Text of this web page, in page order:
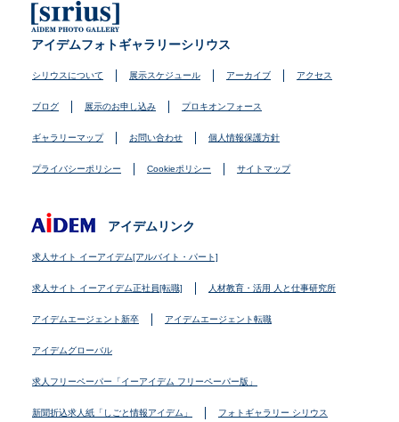
アイデムフォトギャラリーシリウス
シリウスについて 展示スケジュール アーカイブ アクセス
ブログ 展示のお申し込み プロキオンフォース
ギャラリーマップ お問い合わせ 個人情報保護方針
プライバシーポリシー Cookieポリシー サイトマップ
アイデムリンク
求人サイト イーアイデム[アルバイト・パート]
求人サイト イーアイデム正社員[転職] 人材教育・活用 人と仕事研究所
アイデムエージェント新卒 アイデムエージェント転職
アイデムグローバル
求人フリーペーパー「イーアイデム フリーペーパー版」
新聞折込求人紙「しごと情報アイデム」 フォトギャラリー シリウス